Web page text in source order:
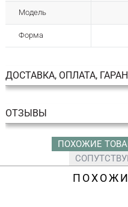
Модель
Форма
ДОСТАВКА, ОПЛАТА,
ОТЗЫВЫ
ПОХОЖИЕ